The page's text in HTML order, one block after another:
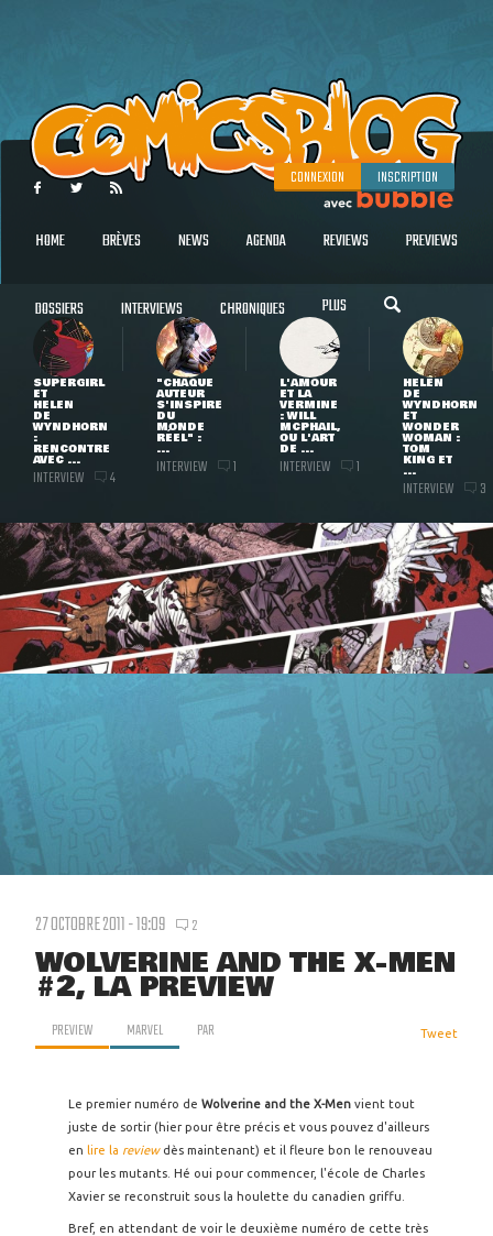
CONNEXION INSCRIPTION
HOME BRÈVES NEWS AGENDA REVIEWS PREVIEWS
DOSSIERS INTERVIEWS CHRONIQUES PLUS
SUPERGIRL
ET
HELEN
DE
WYNDHORN
:
RENCONTRE
AVEC ...
INTERVIEW 4
"CHAQUE
AUTEUR
S'INSPIRE
DU
MONDE
RÉEL" :
...
INTERVIEW 1
L'AMOUR
ET LA
VERMINE
: WILL
MCPHAIL,
OU L'ART
DE ...
INTERVIEW 1
HELEN
DE
WYNDHORN
ET
WONDER
WOMAN :
TOM
KING ET
...
INTERVIEW 3
27 OCTOBRE 2011 - 19:09 2
WOLVERINE AND THE X-MEN
#2, LA PREVIEW
PREVIEW MARVEL PAR Tweet
Le premier numéro de Wolverine and the X-Men vient tout
juste de sortir (hier pour être précis et vous pouvez d'ailleurs
en lire la reviewdès maintenant) et il fleure bon le renouveau
pour les mutants. Hé oui pour commencer, l'école de Charles
Xavier se reconstruit sous la houlette du canadien griffu.
Bref, en attendant de voir le deuxième numéro de cette très